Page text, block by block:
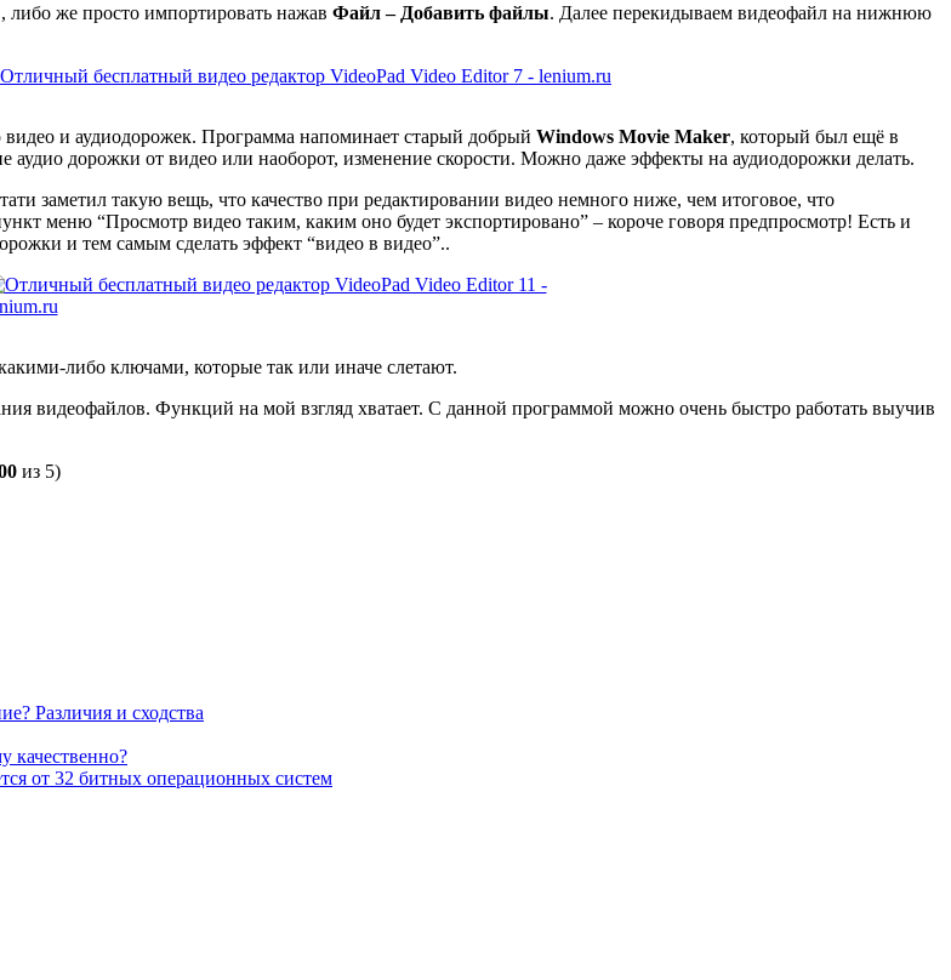
либо же просто импортировать нажав Файл – Добавить файлы. Далее перекидываем видеофайл на нижнюю
и аудиодорожек. Программа напоминает старый добрый Windows Movie Maker, который был ещё в
аудио дорожки от видео или наоборот, изменение скорости. Можно даже эффекты на аудиодорожки делать.
заметил такую вещь, что качество при редактировании видео немного ниже, чем итоговое, что
меню “Просмотр видео таким, каким оно будет экспортировано” – короче говоря предпросмотр! Есть и
и тем самым сделать эффект “видео в видео”..
либо ключами, которые так или иначе слетают.
видеофайлов. Функций на мой взгляд хватает. С данной программой можно очень быстро работать выучив
из 5)
Различия и сходства
качественно?
от 32 битных операционных систем